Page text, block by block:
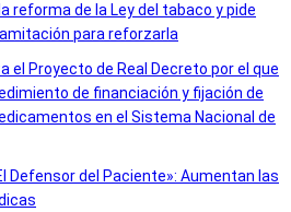
reforma de la Ley del tabaco y pide
para reforzarla
el Proyecto de Real Decreto por el que
de financiación y fijación de
en el Sistema Nacional de
Defensor del Paciente»: Aumentan las